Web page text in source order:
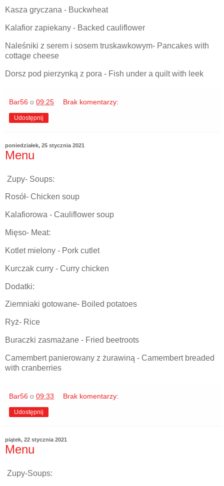
Kasza gryczana - Buckwheat
Kalafior zapiekany - Backed cauliflower
Naleśniki z serem i sosem truskawkowym- Pancakes with
cottage cheese
Dorsz pod pierzynką z pora - Fish under a quilt with leek
Bar56 o 09:25 Brak komentarzy:
Udostępnij
poniedziałek, 25 stycznia 2021
Menu
Zupy- Soups:
Rosół- Chicken soup
Kalafiorowa - Cauliflower soup
Mięso- Meat:
Kotlet mielony - Pork cutlet
Kurczak curry - Curry chicken
Dodatki:
Ziemniaki gotowane- Boiled potatoes
Ryż- Rice
Buraczki zasmażane - Fried beetroots
Camembert panierowany z żurawiną - Camembert breaded
with cranberries
Bar56 o 09:33 Brak komentarzy:
Udostępnij
piątek, 22 stycznia 2021
Menu
Zupy-Soups: